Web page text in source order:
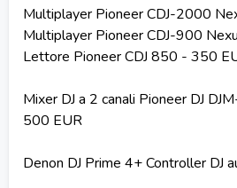
Multiplayer Pioneer CDJ-2000
Multiplayer Pioneer CDJ-900
Lettore Pioneer CDJ 850 - 350
Mixer DJ a 2 canali Pioneer DJ
500 EUR
Denon DJ Prime 4+ Controller DJ